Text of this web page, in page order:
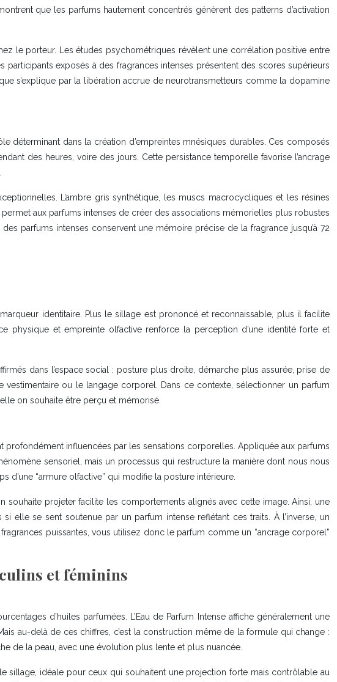
que les parfums hautement concentrés génèrent des patterns d’activation
le porteur. Les études psychométriques révèlent une corrélation positive entre
participants exposés à des fragrances intenses présentent des scores supérieurs
s’explique par la libération accrue de neurotransmetteurs comme la dopamine
déterminant dans la création d’empreintes mnésiques durables. Ces composés
des heures, voire des jours. Cette persistance temporelle favorise l’ancrage
L’ambre gris synthétique, les muscs macrocycliques et les résines
aux parfums intenses de créer des associations mémorielles plus robustes
parfums intenses conservent une mémoire précise de la fragrance jusqu’à 72
identitaire. Plus le sillage est prononcé et reconnaissable, plus il facilite
physique et empreinte olfactive renforce la perception d’une identité forte et
dans l’espace social : posture plus droite, démarche plus assurée, prise de
ou le langage corporel. Dans ce contexte, sélectionner un parfum
on souhaite être perçu et mémorisé.
influencées par les sensations corporelles. Appliquée aux parfums
sensoriel, mais un processus qui restructure la manière dont nous nous
“armure olfactive” qui modifie la posture intérieure.
souhaite projeter facilite les comportements alignés avec cette image. Ainsi, une
elle se sent soutenue par un parfum intense reflétant ces traits. À l’inverse, un
puissantes, vous utilisez donc le parfum comme un “ancrage corporel”
et féminins
d’huiles parfumées. L’Eau de Parfum Intense affiche généralement une
au-delà de ces chiffres, c’est la construction même de la formule qui change :
de la peau, avec une évolution plus lente et plus nuancée.
sillage, idéale pour ceux qui souhaitent une projection forte mais contrôlable au